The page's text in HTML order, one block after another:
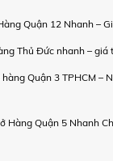
Quận 12 Nhanh –
Thủ Đức nhanh – giá
Quận 3 TPHCM –
Hàng Quận 5 Nhanh